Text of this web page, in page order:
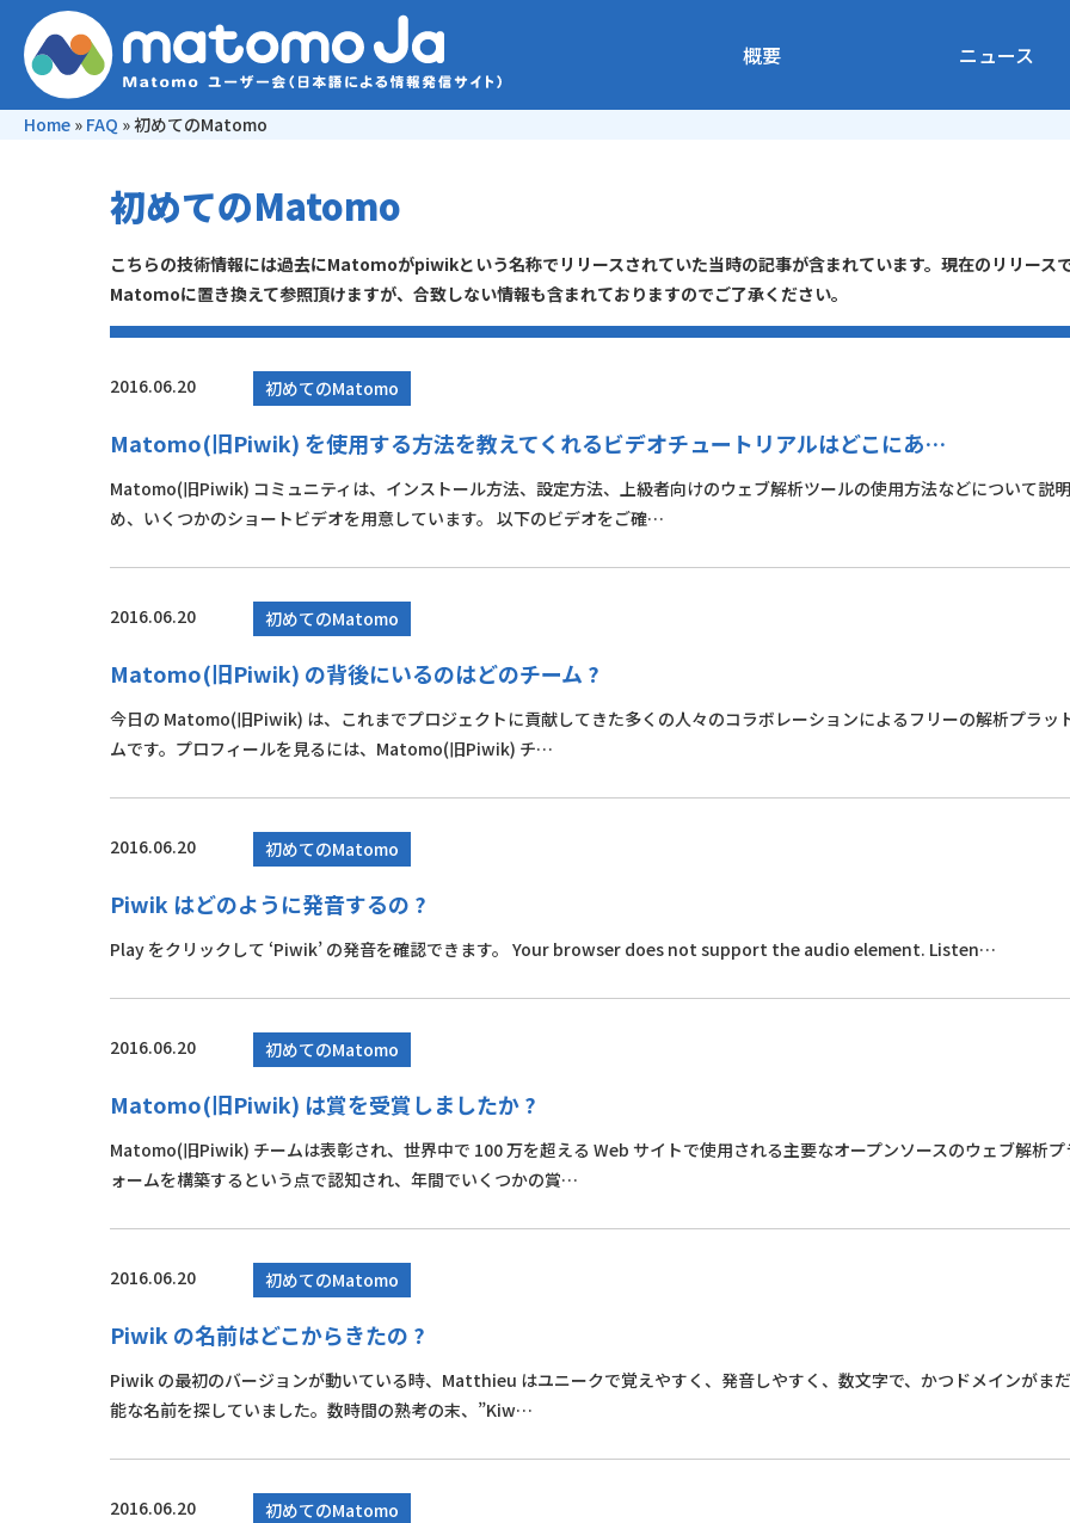
概要 ニュース
Home » FAQ »初めてのMatomo
初めてのMatomo
こちらの技術情報には過去にMatomoがpiwikという名称でリリースされていた当時の記事が含まれています。現在のリリース
Matomoに置き換えて参照頂けますが、合致しない情報も含まれておりますのでご了承ください。
2016.06.20 初めてのMatomo
Matomo(旧Piwik) を使用する方法を教えてくれるビデオチュートリアルはどこにあ…
Matomo(旧Piwik) コミュニティは、インストール方法、設定方法、上級者向けのウェブ解析ツールの使用方法などについて説
め、いくつかのショートビデオを用意しています。 以下のビデオをご確…
2016.06.20 初めてのMatomo
Matomo(旧Piwik) の背後にいるのはどのチーム ?
今日の Matomo(旧Piwik) は、これまでプロジェクトに貢献してきた多くの人々のコラボレーションによるフリーの解析プラッ
ムです。プロフィールを見るには、Matomo(旧Piwik) チ…
2016.06.20 初めてのMatomo
Piwik はどのように発音するの ?
Play をクリックして ‘Piwik’ の発音を確認できます。 Your browser does not support the audio element. Listen…
2016.06.20 初めてのMatomo
Matomo(旧Piwik) は賞を受賞しましたか ?
Matomo(旧Piwik) チームは表彰され、世界中で 100 万を超える Web サイトで使用される主要なオープンソースのウェブ解析プ
ォームを構築するという点で認知され、年間でいくつかの賞…
2016.06.20 初めてのMatomo
Piwik の名前はどこからきたの ?
Piwik の最初のバージョンが動いている時、Matthieu はユニークで覚えやすく、発音しやすく、数文字で、かつドメインがま
能な名前を探していました。数時間の熟考の末、”Kiw…
2016.06.20 初めてのMatomo